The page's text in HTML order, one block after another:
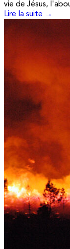
vie de Jésus,
Lire la suite →